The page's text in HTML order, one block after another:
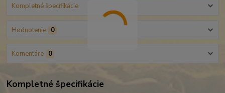
Kompletné špecifikácie
Hodnotenie 0
Komentáre 0
Kompletné špecifikácie